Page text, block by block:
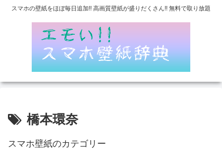
スマホの壁紙をほぼ毎日追加!! 高画質壁紙が盛りだくさん!! 無料で取り放題
橋本環奈
スマホ壁紙のカテゴリー